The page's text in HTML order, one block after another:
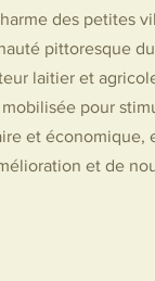
des petites
pittoresque
laitier et
pour
et économique,
et de